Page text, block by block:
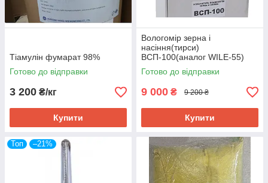
Тіамулін фумарат 98%
Готово до відправки
3 200 ₴/кг
Купити
Вологомір зерна і
насіння(тирси)
ВСП-100(аналог WILE-55)
Готово до відправки
9 000 ₴ 9 200 ₴
Купити
Топ –21%